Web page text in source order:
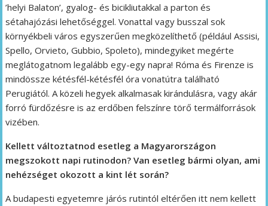
’helyi Balaton’, gyalog- és bicikliutakkal a parton és
sétahajózási lehetőséggel. Vonattal vagy busszal sok
környékbeli város egyszerűen megközelíthető (például Assisi,
Spello, Orvieto, Gubbio, Spoleto), mindegyiket megérte
meglátogatnom legalább egy-egy napra! Róma és Firenze is
mindössze kétésfél-kétésfél óra vonatútra található
Perugiától. A közeli hegyek alkalmasak kirándulásra, vagy akár
forró fürdőzésre is az erdőben felszínre törő termálforrások
vizében.
Kellett változtatnod esetleg a Magyarországon
megszokott napi rutinodon? Van esetleg bármi olyan, ami
nehézséget okozott a kint lét során?
A budapesti egyetemre járós rutintól eltérően itt nem kellett